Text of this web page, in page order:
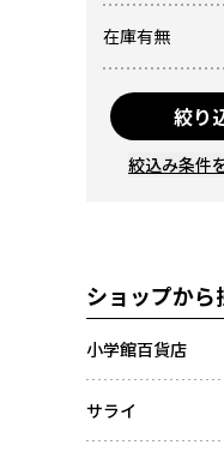
在庫有無
絞り
絞込み条件
ショップから
小学館百貨店
サライ